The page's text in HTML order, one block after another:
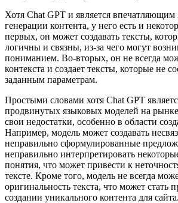
Хотя Chat GPT и является
генерации контента, у него есть и
первых, он может создавать тексты,
логичны и связны, из-за чего могут
пониманием. Во-вторых, он не всегда
контекста и создает тексты, которые не
заданным параметрам.
Простыми словами хотя Chat GPT
продвинутых языковых моделей на
свои недостатки, особенно в области
Например, модель может создавать
неправильно сформулированные
неправильно интерпретировать
понятия, что может привести к
тексте. Кроме того, модель не всегда
оригинальность текста, что может стать
создании уникального контента для сайта.